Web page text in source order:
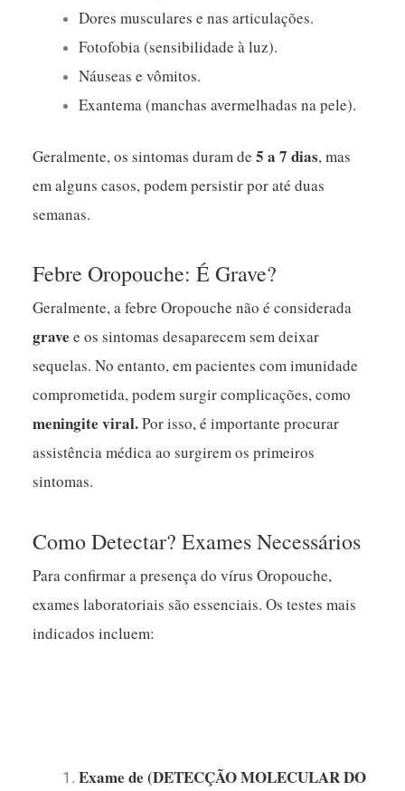
Dores musculares e nas articulações.
Fotofobia (sensibilidade à luz).
Náuseas e vômitos.
Exantema (manchas avermelhadas na pele).
Geralmente, os sintomas duram de5 a 7 dias, mas
em alguns casos, podem persistir por até duas
semanas.
Febre Oropouche: É Grave?
Geralmente, a febre Oropouche não é considerada
grave e os sintomas desaparecem sem deixar
sequelas. No entanto, em pacientes com imunidade
comprometida, podem surgir complicações, como
meningite viral.Por isso, é importante procurar
assistência médica ao surgirem os primeiros
sintomas.
Como Detectar? Exames Necessários
Para confirmar a presença do vírus Oropouche,
exames laboratoriais são essenciais. Os testes mais
indicados incluem:
Exame de (DETECÇÃO MOLECULAR DO